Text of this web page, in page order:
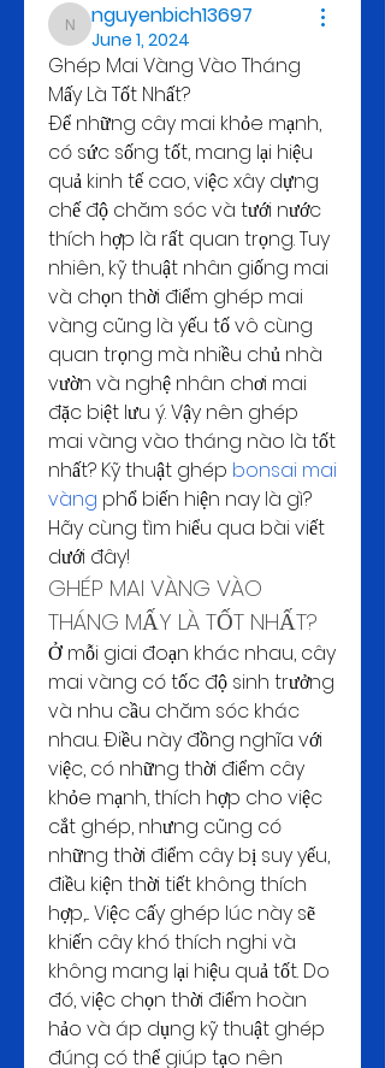
nguyenbich13697
nguyenbich13697
June 1, 2024
Ghép Mai Vàng Vào Tháng
Mấy Là Tốt Nhất?
Để những cây mai khỏe mạnh,
có sức sống tốt, mang lại hiệu
quả kinh tế cao, việc xây dựng
chế độ chăm sóc và tưới nước
thích hợp là rất quan trọng. Tuy
nhiên, kỹ thuật nhân giống mai
và chọn thời điểm ghép mai
vàng cũng là yếu tố vô cùng
quan trọng mà nhiều chủ nhà
vườn và nghệ nhân chơi mai
đặc biệt lưu ý. Vậy nên ghép
mai vàng vào tháng nào là tốt
nhất? Kỹ thuật ghép bonsai mai
vàng phổ biến hiện nay là gì?
Hãy cùng tìm hiểu qua bài viết
dưới đây!
GHÉP MAI VÀNG VÀO
THÁNG MẤY LÀ TỐT NHẤT?
Ở mỗi giai đoạn khác nhau, cây
mai vàng có tốc độ sinh trưởng
và nhu cầu chăm sóc khác
nhau. Điều này đồng nghĩa với
việc, có những thời điểm cây
khỏe mạnh, thích hợp cho việc
cắt ghép, nhưng cũng có
những thời điểm cây bị suy yếu,
điều kiện thời tiết không thích
hợp,... Việc cấy ghép lúc này sẽ
khiến cây khó thích nghi và
không mang lại hiệu quả tốt. Do
đó, việc chọn thời điểm hoàn
hảo và áp dụng kỹ thuật ghép
đúng có thể giúp tạo nên